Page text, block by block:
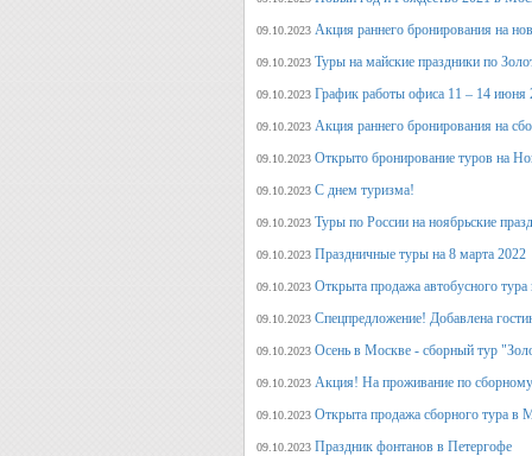
09.10.2023 Акция раннего бронирования на
09.10.2023 Туры на майские праздники по
09.10.2023 График работы офиса 11 – 14 июня
09.10.2023 Акция раннего бронирования на
09.10.2023 Открыто бронирование туров на
09.10.2023 С днем туризма!
09.10.2023 Туры по России на ноябрьские
09.10.2023 Праздничные туры на 8 марта 2022
09.10.2023 Открыта продажа автобусного
09.10.2023 Спецпредложение! Добавлена
09.10.2023 Осень в Москве - сборный тур
09.10.2023 Акция! На проживание по
09.10.2023 Открыта продажа сборного тура в
09.10.2023 Праздник фонтанов в Петергофе